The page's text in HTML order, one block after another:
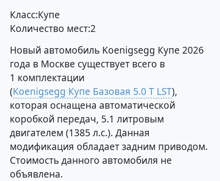
Класс:Купе
Количество мест:2
Новый автомобиль Koenigsegg Купе 2026
года в Москве существует всего в
1 комплектации
(Koenigsegg Купе Базовая 5.0 T LST),
которая оснащена автоматической
коробкой передач, 5.1 литровым
двигателем (1385 л.с.). Данная
модификация обладает задним приводом.
Стоимость данного автомобиля не
объявлена.